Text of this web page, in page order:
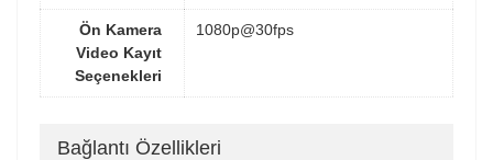
Ön Kamera
Video Kayıt
Seçenekleri
1080p@30fps
Bağlantı Özellikleri